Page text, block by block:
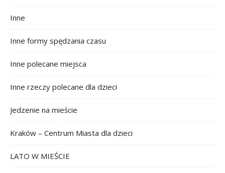
Inne
Inne formy spędzania czasu
Inne polecane miejsca
Inne rzeczy polecane dla dzieci
Jedzenie na mieście
Kraków – Centrum Miasta dla dzieci
LATO W MIEŚCIE